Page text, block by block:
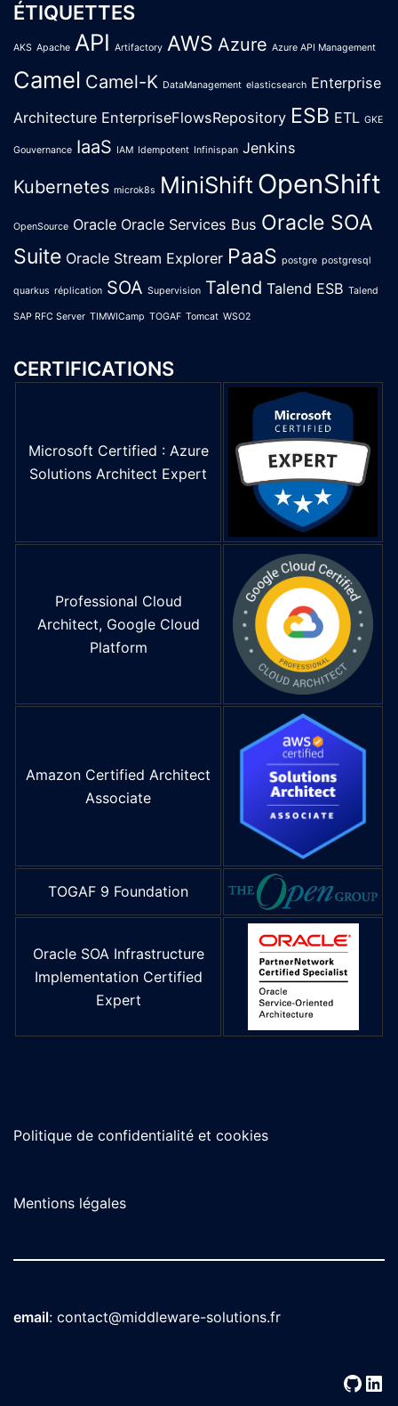
ÉTIQUETTES
AKS Apache API Artifactory AWS Azure Azure API Management
Camel Camel-K DataManagement elasticsearch Enterprise
Architecture EnterpriseFlowsRepository ESB ETL GKE
Gouvernance IaaS IAM Idempotent Infinispan Jenkins
Kubernetes microk8s MiniShift OpenShift
OpenSource Oracle Oracle Services Bus Oracle SOA
Suite Oracle Stream Explorer PaaS postgre postgresql
quarkus réplication SOA Supervision Talend Talend ESB Talend
SAP RFC Server TIMWICamp TOGAF Tomcat WSO2
CERTIFICATIONS
Microsoft Certified : Azure
Solutions Architect Expert
Professional Cloud
Architect, Google Cloud
Platform
Amazon Certified Architect
Associate
TOGAF 9 Foundation
Oracle SOA Infrastructure
Implementation Certified
Expert
Politique de confidentialité et cookies
Mentions légales
email: contact@middleware-solutions.fr